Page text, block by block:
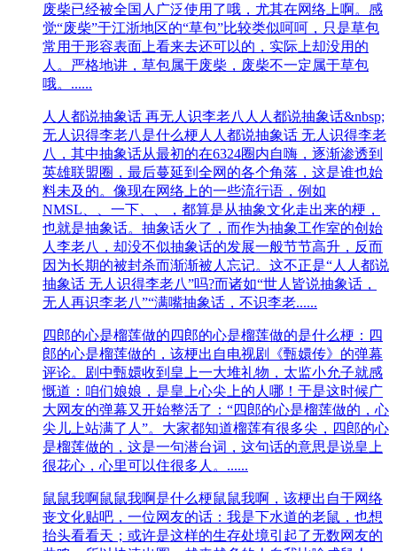
废柴已经被全国人广泛使用了哦，尤其在网络上啊。感
觉“废柴”于江浙地区的“草包”比较类似呵呵，只是草包
常用于形容表面上看来去还可以的，实际上却没用的
人。严格地讲，草包属于废柴，废柴不一定属于草包
哦。......
人人都说抽象话 再无人识李老八 人人都说抽象话&nbsp;
无人识得李老八是什么梗人人都说抽象话 无人识得李老
八，其中抽象话从最初的在6324圈内自嗨，逐渐渗透到
英雄联盟圈，最后蔓延到全网的各个角落，这是谁也始
料未及的。像现在网络上的一些流行语，例如
NMSL、、一下、、，都算是从抽象文化走出来的梗，
也就是抽象话。抽象话火了，而作为抽象工作室的创始
人李老八，却没不似抽象话的发展一般节节高升，反而
因为长期的被封杀而渐渐被人忘记。这不正是“人人都说
抽象话 无人识得李老八”吗?而诸如“世人皆说抽象话，
无人再识李老八”“满嘴抽象话，不识李老......
四郎的心是榴莲做的 四郎的心是榴莲做的是什么梗：四
郎的心是榴莲做的，该‌‌‌‌‌‌‌‌‌‌‌‌‌‌梗出自电视剧《甄嬛传》的弹幕
评论。剧中甄嬛收到皇上一大堆礼物，太监小允子就感
慨道：咱们娘娘，是皇上心尖上的人哪！于是这时候广
大网友的弹幕又开始整活了：“四郎的心是榴莲做的，心
尖儿上站满了人”。大家都知道榴莲有很多尖，四郎的心
是榴莲做的，这是一句潜台词，这句话的意思是说皇上
很花心，心里可以住很多人。......
鼠鼠我啊鼠鼠我啊是什么梗鼠鼠我啊，该梗出自于网络
丧文化贴吧，一位网友的话：我是下水道的老鼠，也想
抬头看看天；或许是这样的生存处境引起了无数网友的